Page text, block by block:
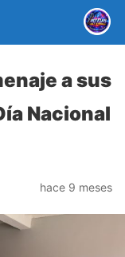
a sus
Nacional
hace 9 meses